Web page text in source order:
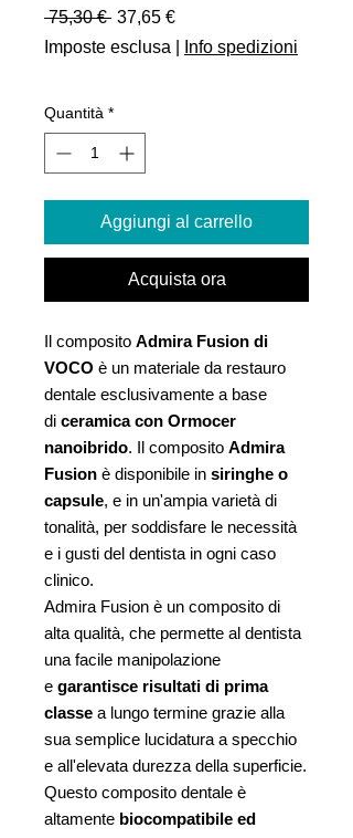
75,30 € Prezzo
regolare
37,65 €Prezzo
scontato
Imposte esclusa Info spedizioni
Quantità *
Aggiungi al carrello
Acquista ora
Il composito Admira Fusion di
VOCO è un materiale da restauro
dentale esclusivamente a base
di ceramica con Ormocer
nanoibrido. Il composito Admira
Fusion è disponibile in siringhe o
capsule, e in un'ampia varietà di
tonalità, per soddisfare le necessità
e i gusti del dentista in ogni caso
clinico.
Admira Fusion è un composito di
alta qualità, che permette al dentista
una facile manipolazione
e garantisce risultati di prima
classe a lungo termine grazie alla
sua semplice lucidatura a specchio
e all'elevata durezza della superficie.
Questo composito dentale è
altamente biocompatibile ed